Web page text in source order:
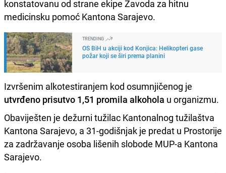
konstatovanu od strane ekipe Zavoda za hitnu
medicinsku pomoć Kantona Sarajevo.
TRENDING
OS BiH u akciji kod Konjica: Helikopteri gase
požar koji se širi prema planini
Izvršenim alkotestiranjem kod osumnjičenog je
utvrđeno prisutvo 1,51 promila alkohola u organizmu.
Obaviješten je dežurni tužilac Kantonalnog tužilaštva
Kantona Sarajevo, a 31-godišnjak je predat u Prostorije
za zadržavanje osoba lišenih slobode MUP-a Kantona
Sarajevo.